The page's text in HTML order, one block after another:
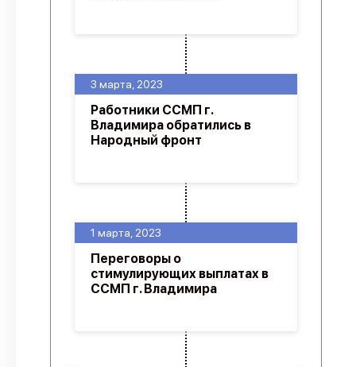
1 марта, 2023
Переговоры о
стимулирующих выплатах в
ССМП г. Владимира
3 марта, 2023
Работники ССМП г.
Владимира обратились в
Народный фронт